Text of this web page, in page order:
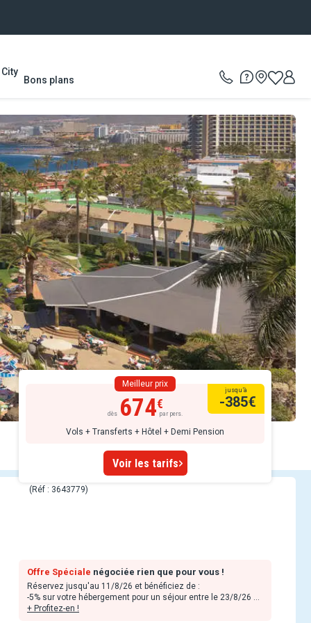
Bons plans
Meilleur prix
dès 674 par pers.
Vols + Transferts + Hôtel + Demi Pension
jusqu’à
-385€
Voir les tarifs
(Réf : 3643779)
Offre Spéciale négociée rien que pour vous !
Réservez jusqu'au 11/8/26 et bénéficiez de :
-5% sur votre hébergement pour un séjour entre le 23/8/26 et
le 5/9/26.
+ Profitez-en !